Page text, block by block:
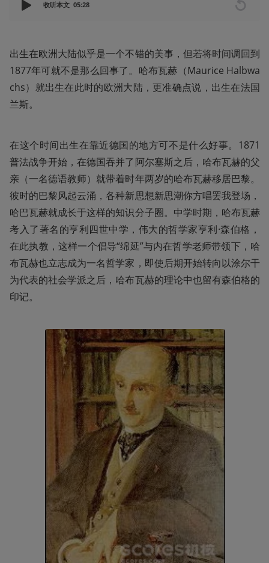
收听本文 05:28
出生在欧洲大陆似乎是一个不错的美事，但若将时间调回到
1877年可就不是那么回事了。哈布瓦赫（Maurice Halbwa
chs）就出生在此时的欧洲大陆，更准确点说，出生在法国
兰斯。
在这个时间出生在靠近德国的地方可不是什么好事。1871
普法战争开始，在德国吞并了阿尔塞斯之后，哈布瓦赫的父
亲（一名德语教师）就带着时年两岁的哈布瓦赫移居巴黎。
彼时的巴黎风起云涌，各种新思想新思潮你方唱罢我登场，
哈巴瓦赫就成长于这样的知识分子圈。中学时期，哈布瓦赫
考入了著名的亨利四世中学，伟大的哲学家亨利·森伯格，
在此执教，这样一个倡导“绵延”与内在哲学老师带领下，哈
布瓦赫也立志成为一名哲学家，即使后期开始转向以涂尔干
为代表的社会学派之后，哈布瓦赫的理论中也留有森伯格的
印记。